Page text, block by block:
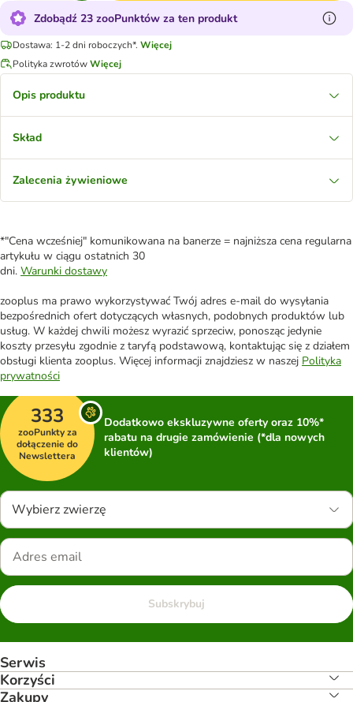
Zdobądź 23 zooPunktów za ten produkt
Dostawa: 1-2 dni roboczych*. Więcej
Polityka zwrotówWięcej
Opis produktu
Skład
Zalecenia żywieniowe
*"Cena wcześniej" komunikowana na banerze = najniższa cena regularna
artykułu w ciągu ostatnich 30
dni. Warunki dostawy
zooplus ma prawo wykorzystywać Twój adres e-mail do wysyłania
bezpośrednich ofert dotyczących własnych, podobnych produktów lub
usług. W każdej chwili możesz wyrazić sprzeciw, ponosząc jedynie
koszty przesyłu zgodnie z taryfą podstawową, kontaktując się z działem
obsługi klienta zooplus. Więcej informacji znajdziesz w naszej Polityka
prywatności
333
zooPunkty za
dołączenie do
Newslettera
Dodatkowo ekskluzywne oferty oraz 10%*
rabatu na drugie zamówienie (*dla nowych
klientów)
Wybierz zwierzę
Subskrybuj
Serwis
Korzyści
Zakupy